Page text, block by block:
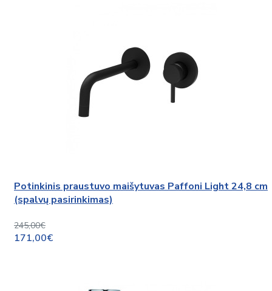
Potinkinis praustuvo maišytuvas Paffoni Light 24,8 cm
(spalvų pasirinkimas)
245,00€
171,00€